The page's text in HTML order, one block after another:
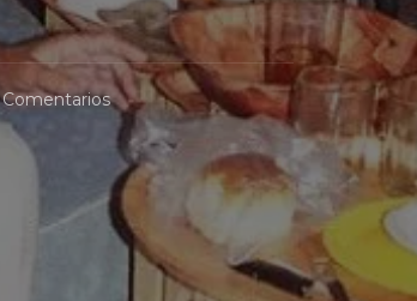
En
¿Dónde
Cuándo…
Abigael?